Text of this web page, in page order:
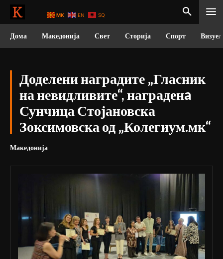
Дома Македонија Свет Сторија Спорт
Доделени наградите „Гласник
на невидливите“, награденa
Сунчица Стојановска
Зоксимовска од „Колегиум.мк“
Македонија
MK EN SQ